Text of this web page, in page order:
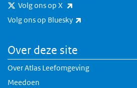
Volg ons op X
Volg ons op Bluesky
Over deze site
Over Atlas Leefomgeving
Meedoen